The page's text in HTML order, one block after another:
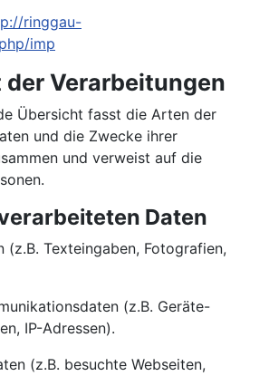
ringgau-
imp
Verarbeitungen
Übersicht fasst die Arten der
und die Zwecke ihrer
und verweist auf die
Daten
(z.B. Texteingaben, Fotografien,
(z.B. Geräte-
IP-Adressen).
(z.B. besuchte Webseiten,